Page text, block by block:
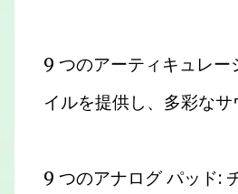
9 つのアーティキュレー
イルを提供し、多彩なサ
9 つのアナログ パッド: